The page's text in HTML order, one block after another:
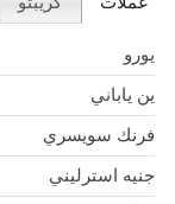
يورو
ين ياباني
فرنك سويسري
جنيه استرليني